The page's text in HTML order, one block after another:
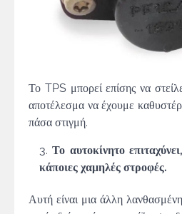
Το TPS μπορεί επίσης να
αποτέλεσμα να έχουμε
πάσα στιγμή.
Το αυτοκίνητο
κάποιες χαμηλές στροφές.
Αυτή είναι μια άλλη